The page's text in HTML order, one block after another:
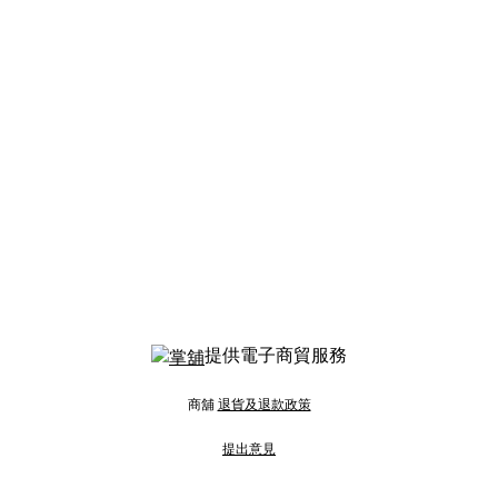
提供電子商貿服務
商舖 退貨及退款政策
提出意見